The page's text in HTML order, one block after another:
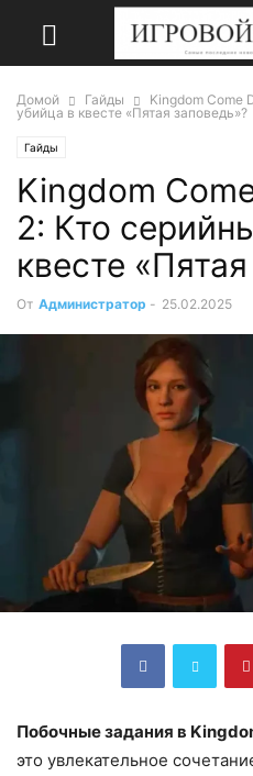
Домой Гайды
Kingdom Come
убийца в квесте «Пятая заповедь»?
Гайды
Kingdom
2: Кто
квесте
От Администратор - 25.02.2025
Побочные задания в
это увлекательное